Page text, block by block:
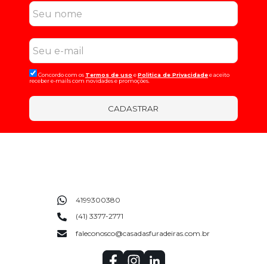
Concordo com os Termos de uso ePolitica de Privacidadee aceito
receber e-mails com novidades e promoções.
CADASTRAR
4199300380
(41) 3377-2771
faleconosco@casadasfuradeiras.com.br